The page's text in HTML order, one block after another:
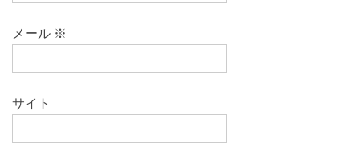
メール ※
サイト